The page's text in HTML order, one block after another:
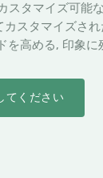
スタマイズ可能
スタマイズさ
を高める, 印象に
てください